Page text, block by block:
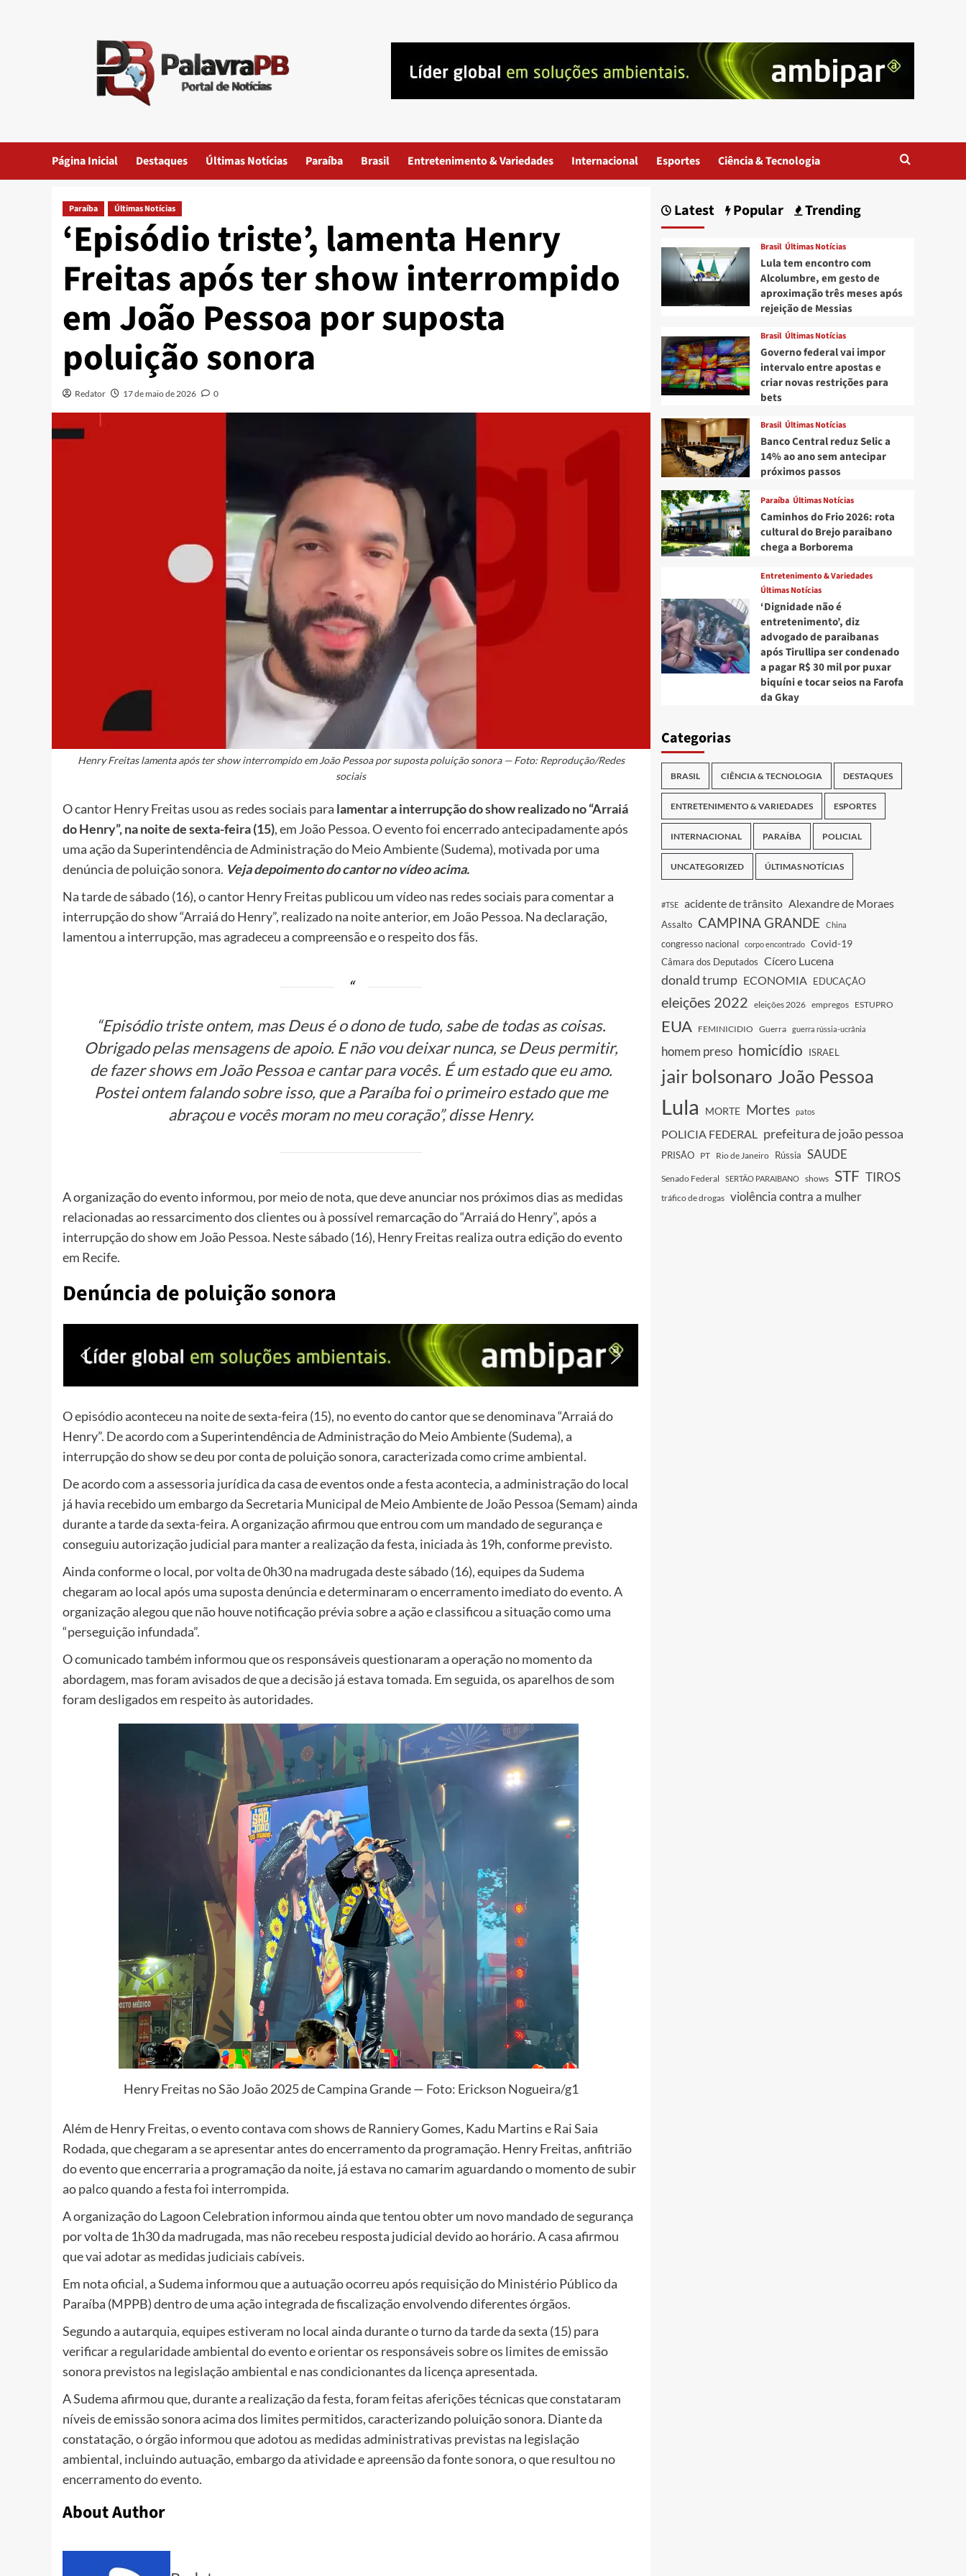
Página Inicial Destaques Últimas Notícias Paraíba Brasil Entretenimento & Variedades Internacional Esportes Ciência & Tecnologia
Paraíba Últimas Notícias
‘Episódio triste’, lamenta Henry
Freitas após ter show interrompido
em João Pessoa por suposta
poluição sonora
Redator 17 de maio de 2026 0
Henry Freitas lamenta após ter show interrompido em João Pessoa por suposta poluição sonora — Foto: Reprodução/Redes
sociais
O cantor Henry Freitas usou as redes sociais para lamentar a interrupção do show realizado no “Arraiá
do Henry”, na noite de sexta-feira (15), em João Pessoa. O evento foi encerrado antecipadamente após
uma ação da Superintendência de Administração do Meio Ambiente (Sudema), motivada por uma
denúncia de poluição sonora. Veja depoimento do cantor no vídeo acima.
Na tarde de sábado (16), o cantor Henry Freitas publicou um vídeo nas redes sociais para comentar a
interrupção do show “Arraiá do Henry”, realizado na noite anterior, em João Pessoa. Na declaração,
lamentou a interrupção, mas agradeceu a compreensão e o respeito dos fãs.
“Episódio triste ontem, mas Deus é o dono de tudo, sabe de todas as coisas.
Obrigado pelas mensagens de apoio. E não vou deixar nunca, se Deus permitir,
de fazer shows em João Pessoa e cantar para vocês. É um estado que eu amo.
Postei ontem falando sobre isso, que a Paraíba foi o primeiro estado que me
abraçou e vocês moram no meu coração”, disse Henry.
A organização do evento informou, por meio de nota, que deve anunciar nos próximos dias as medidas
relacionadas ao ressarcimento dos clientes ou à possível remarcação do “Arraiá do Henry”, após a
interrupção do show em João Pessoa. Neste sábado (16), Henry Freitas realiza outra edição do evento
em Recife.
Denúncia de poluição sonora
O episódio aconteceu na noite de sexta-feira (15), no evento do cantor que se denominava “Arraiá do
Henry”. De acordo com a Superintendência de Administração do Meio Ambiente (Sudema), a
interrupção do show se deu por conta de poluição sonora, caracterizada como crime ambiental.
De acordo com a assessoria jurídica da casa de eventos onde a festa acontecia, a administração do local
já havia recebido um embargo da Secretaria Municipal de Meio Ambiente de João Pessoa (Semam) ainda
durante a tarde da sexta-feira. A organização afirmou que entrou com um mandado de segurança e
conseguiu autorização judicial para manter a realização da festa, iniciada às 19h, conforme previsto.
Ainda conforme o local, por volta de 0h30 na madrugada deste sábado (16), equipes da Sudema
chegaram ao local após uma suposta denúncia e determinaram o encerramento imediato do evento.A
organização alegou que não houve notificação prévia sobre a ação e classificou a situação como uma
“perseguição infundada”.
O comunicado também informou que os responsáveis questionaram a operação no momento da
abordagem, mas foram avisados de que a decisão já estava tomada. Em seguida, os aparelhos de som
foram desligados em respeito às autoridades.
Henry Freitas no São João 2025 de Campina Grande — Foto: Erickson Nogueira/g1
Além de Henry Freitas, o evento contava com shows de Ranniery Gomes, Kadu Martins e Rai Saia
Rodada, que chegaram a se apresentar antes do encerramento da programação. Henry Freitas, anfitrião
do evento que encerraria a programação da noite, já estava no camarim aguardando o momento de subir
ao palco quando a festa foi interrompida.
A organização do Lagoon Celebration informou ainda que tentou obter um novo mandado de segurança
por volta de 1h30 da madrugada, mas não recebeu resposta judicial devido ao horário. A casa afirmou
que vai adotar as medidas judiciais cabíveis.
Em nota oficial, a Sudema informou que a autuação ocorreu após requisição do Ministério Público da
Paraíba (MPPB) dentro de uma ação integrada de fiscalização envolvendo diferentes órgãos.
Segundo a autarquia, equipes estiveram no local ainda durante o turno da tarde da sexta (15) para
verificar a regularidade ambiental do evento e orientar os responsáveis sobre os limites de emissão
sonora previstos na legislação ambiental e nas condicionantes da licença apresentada.
A Sudema afirmou que, durante a realização da festa, foram feitas aferições técnicas que constataram
níveis de emissão sonora acima dos limites permitidos, caracterizando poluição sonora. Diante da
constatação, o órgão informou queadotou as medidas administrativas previstas na legislação
ambiental, incluindo autuação, embargo da atividade e apreensão da fonte sonora, o que resultou no
encerramento do evento.
About Author
Latest Popular Trending
Brasil Últimas Notícias
Lula tem encontro com
Alcolumbre, em gesto de
aproximação três meses após
rejeição de Messias
Brasil Últimas Notícias
Governo federal vai impor
intervalo entre apostas e
criar novas restrições para
bets
Brasil Últimas Notícias
Banco Central reduz Selic a
14% ao ano sem antecipar
próximos passos
Paraíba Últimas Notícias
Caminhos do Frio 2026: rota
cultural do Brejo paraibano
chega a Borborema
Entretenimento & Variedades
Últimas Notícias
‘Dignidade não é
entretenimento’, diz
advogado de paraibanas
após Tirullipa ser condenado
a pagar R$ 30 mil por puxar
biquíni e tocar seios na Farofa
da Gkay
Categorias
BRASIL CIÊNCIA & TECNOLOGIA DESTAQUES
ENTRETENIMENTO & VARIEDADES ESPORTES
INTERNACIONAL PARAÍBA POLICIAL
UNCATEGORIZED ÚLTIMAS NOTÍCIAS
#TSE acidente de trânsito Alexandre de Moraes
Assalto CAMPINA GRANDE China
congresso nacional corpo encontrado Covid-19
Câmara dos Deputados Cícero Lucena
donald trump ECONOMIA EDUCAÇÃO
eleições 2022 eleições 2026 empregos ESTUPRO
EUA FEMINICIDIO Guerra guerra rússia-ucrânia
homem preso homicídio ISRAEL
jair bolsonaro João Pessoa
Lula MORTE Mortes patos
POLICIA FEDERAL prefeitura de joão pessoa
PRISÃO PT Rio de Janeiro Rússia SAUDE
Senado Federal SERTÃO PARAIBANO shows STF TIROS
tráfico de drogas violência contra a mulher